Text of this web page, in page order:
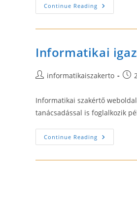
Continue Reading Megbízható
Ügyvédi
Területén.
Informatikai
Postinformatikaiszakerto
Post
Informatikai szakértő
tanácsadással is foglalkozik
Continue Reading
Igazságügyi